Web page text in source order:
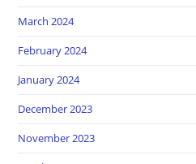
March 2024
February 2024
January 2024
December 2023
November 2023